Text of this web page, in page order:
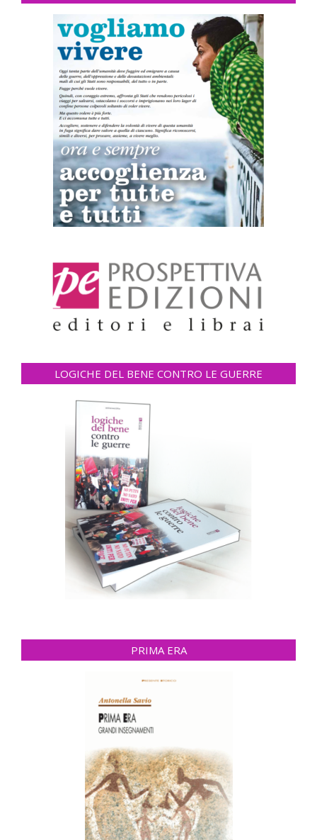
LOGICHE DEL BENE CONTRO LE GUERRE
PRIMA ERA